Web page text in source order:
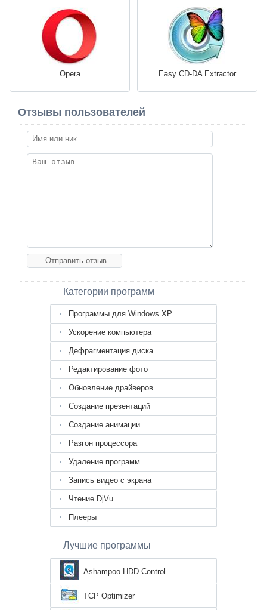
Opera Easy CD-DA Extractor
Отзывы пользователей
Категории программ
Программы для Windows XP
Ускорение компьютера
Дефрагментация диска
Редактирование фото
Обновление драйверов
Создание презентаций
Создание анимации
Разгон процессора
Удаление программ
Запись видео с экрана
Чтение DjVu
Плееры
Лучшие программы
Ashampoo HDD Control
TCP Optimizer